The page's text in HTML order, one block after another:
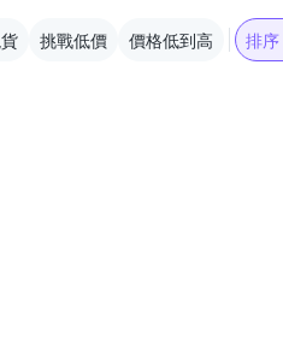
挑戰低價 價格低到高 排序